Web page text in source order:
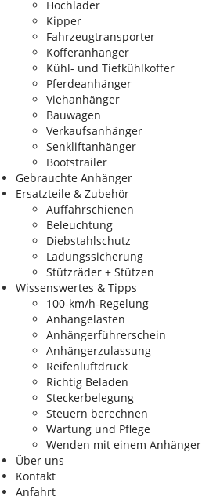
Hochlader
Kipper
Fahrzeugtransporter
Kofferanhänger
Kühl- und Tiefkühlkoffer
Pferdeanhänger
Viehanhänger
Bauwagen
Verkaufsanhänger
Senkliftanhänger
Bootstrailer
Gebrauchte Anhänger
Ersatzteile & Zubehör
Auffahrschienen
Beleuchtung
Diebstahlschutz
Ladungssicherung
Stützräder + Stützen
Wissenswertes & Tipps
100-km/h-Regelung
Anhängelasten
Anhängerführerschein
Anhängerzulassung
Reifenluftdruck
Richtig Beladen
Steckerbelegung
Steuern berechnen
Wartung und Pflege
Wenden mit einem Anhänger
Über uns
Kontakt
Anfahrt